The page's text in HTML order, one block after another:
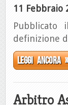
11 Febbraio
Pubblicato
definizione
Leggi ancora »
Arbitro